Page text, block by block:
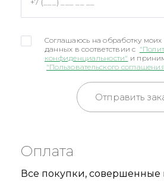
Соглашаюсь на обработку
данных в соответствии с
конфиденциальности" и
"Пользовательского
Отправить
Оплата
Все покупки,